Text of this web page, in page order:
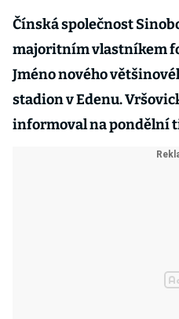
Čínská společnost
majoritním vlastníkem
Jméno nového
stadion v Edenu.
informoval na pondělní